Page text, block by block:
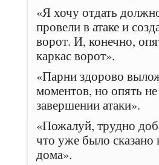
«Я хочу отдать
провели в атаке и
ворот. И, конечно,
каркас ворот».
«Парни здорово
моментов, но опять
завершении атаки».
«Пожалуй, трудно
что уже было
дома».